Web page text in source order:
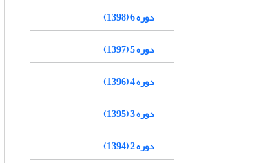
دوره 6 (1398)
دوره 5 (1397)
دوره 4 (1396)
دوره 3 (1395)
دوره 2 (1394)